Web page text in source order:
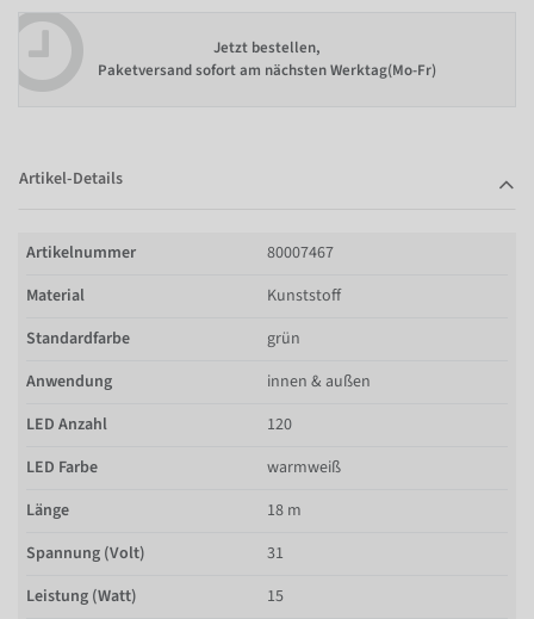
Jetzt bestellen,
Paketversand sofort am nächsten Werktag(Mo-Fr)
Artikel-Details
Artikelnummer
80007467
Material
Kunststoff
Standardfarbe
grün
Anwendung
innen & außen
LED Anzahl
120
LED Farbe
warmweiß
Länge
18 m
Spannung (Volt)
31
Leistung (Watt)
15